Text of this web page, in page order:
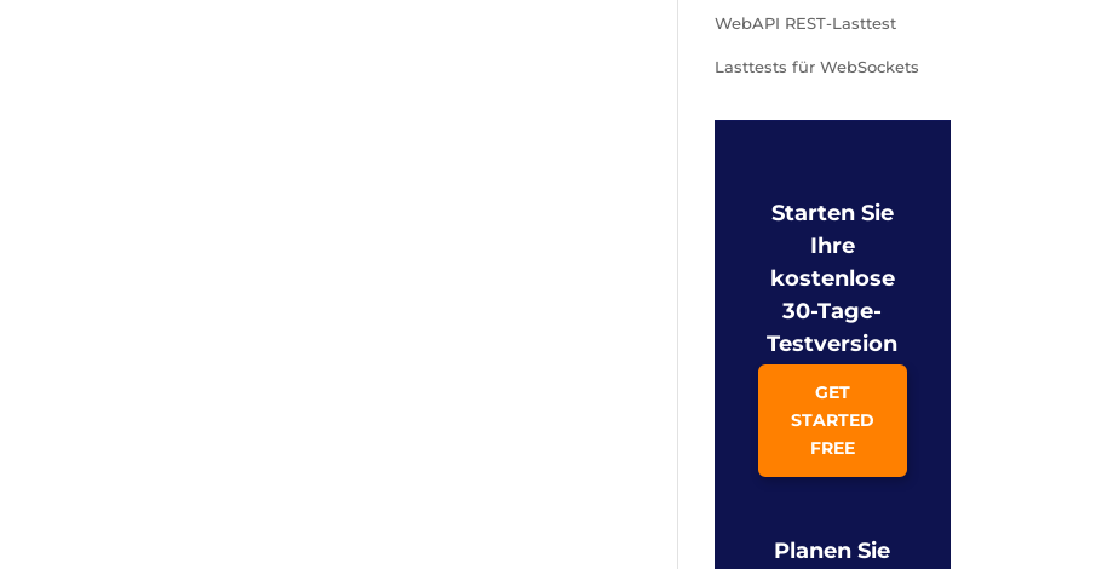
WebAPI REST-Lasttest
Lasttests für WebSockets
Starten Sie
Ihre
kostenlose
30-Tage-
Testversion
GET
STARTED
FREE
Planen Sie